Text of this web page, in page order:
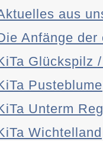
aus
Anfänge der
Glückspilz
Pusteblume
Unterm
Wichtelland